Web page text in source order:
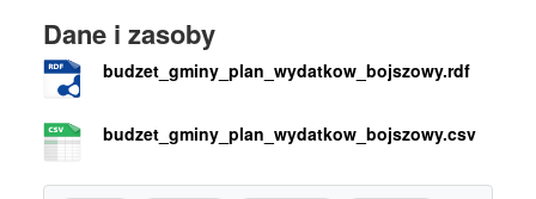
Dane i zasoby
budzet_gminy_plan_wydatkow_bojszowy.rdf
budzet_gminy_plan_wydatkow_bojszowy.csv